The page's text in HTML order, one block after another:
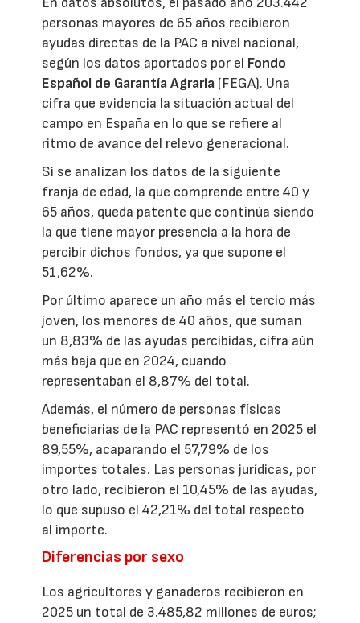
personas mayores de 65 años recibieron
ayudas directas de la PAC a nivel nacional,
según los datos aportados por el Fondo
Español de Garantía Agraria (FEGA). Una
cifra que evidencia la situación actual del
campo en España en lo que se refiere al
ritmo de avance del relevo generacional.
Si se analizan los datos de la siguiente
franja de edad, la que comprende entre 40 y
65 años, queda patente que continúa siendo
la que tiene mayor presencia a la hora de
percibir dichos fondos, ya que supone el
51,62%.
Por último aparece un año más el tercio más
joven, los menores de 40 años, que suman
un 8,83% de las ayudas percibidas, cifra aún
más baja que en 2024, cuando
representaban el 8,87% del total.
Además, el número de personas físicas
beneficiarias de la PAC representó en 2025 el
89,55%, acaparando el 57,79% de los
importes totales. Las personas jurídicas, por
otro lado, recibieron el 10,45% de las ayudas,
lo que supuso el 42,21% del total respecto
al importe.
Diferencias por sexo
Los agricultores y ganaderos recibieron en
2025 un total de 3.485,82 millones de euros;